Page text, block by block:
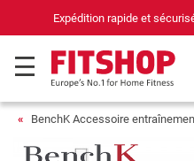
Expédition rapide et
BenchK Accessoire